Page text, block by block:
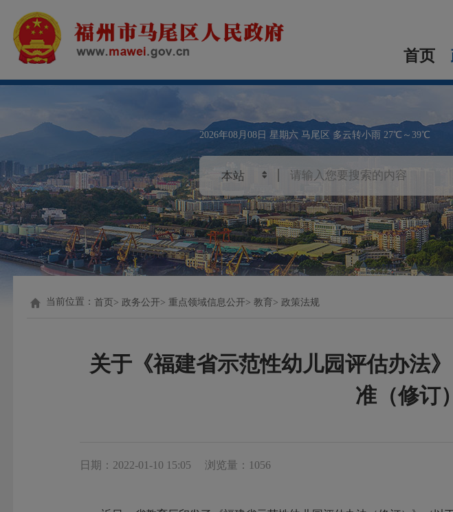
首页
2026年08月08日 星期六 马尾区 多云转小雨 27℃～39℃
当前位置：首页 政务公开 重点领域信息公开 教育 政策法规
关于《福建省示范性幼儿园评估办法
准（修订
日期：2022-01-10 15:05 浏览量：1056